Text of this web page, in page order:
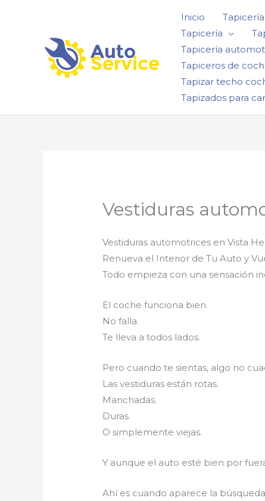
Inicio
Tapicería
Tapicería
Tapiceros de
Tapizar techo
Tapizados para
Vestiduras
Vestiduras automotrices en Vista
Renueva el Interior de Tu Auto y
Todo empieza con una sensación
El coche funciona bien.
No falla.
Te lleva a todos lados.
Pero cuando te sientas, algo no
Las vestiduras están rotas.
Manchadas.
Duras.
O simplemente viejas.
Y aunque el auto esté bien por
Ahí es cuando aparece la